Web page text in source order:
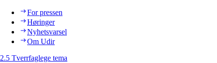
For pressen
Høringer
Nyhetsvarsel
Om Udir
2.5 Tverrfaglege tema